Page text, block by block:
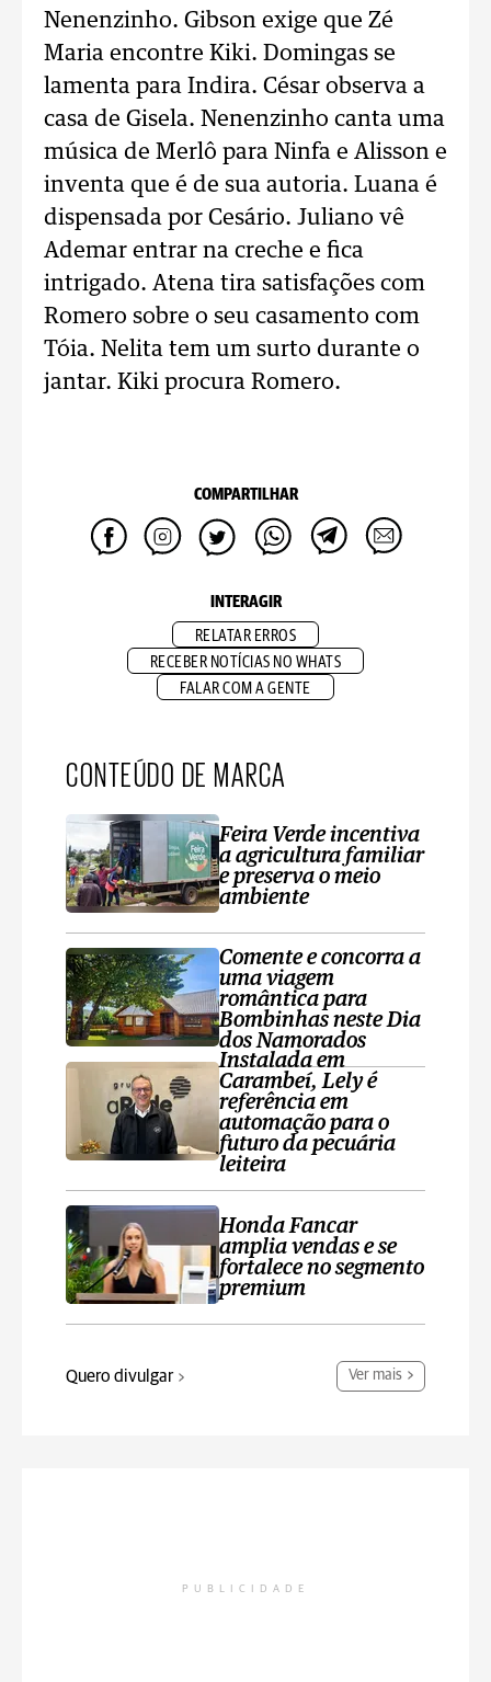
Nenenzinho. Gibson exige que Zé
Maria encontre Kiki. Domingas se
lamenta para Indira. César observa a
casa de Gisela. Nenenzinho canta uma
música de Merlô para Ninfa e Alisson e
inventa que é de sua autoria. Luana é
dispensada por Cesário. Juliano vê
Ademar entrar na creche e fica
intrigado. Atena tira satisfações com
Romero sobre o seu casamento com
Tóia. Nelita tem um surto durante o
jantar. Kiki procura Romero.
COMPARTILHAR
INTERAGIR
RELATAR ERROS
RECEBER NOTÍCIAS NO WHATS
FALAR COM A GENTE
CONTEÚDO DE MARCA
Feira Verde incentiva
a agricultura familiar
e preserva o meio
ambiente
Comente e concorra a
uma viagem
romântica para
Bombinhas neste Dia
dos Namorados
Instalada em
Carambeí, Lely é
referência em
automação para o
futuro da pecuária
leiteira
Honda Fancar
amplia vendas e se
fortalece no segmento
premium
Quero divulgar Ver mais
PUBLICIDADE